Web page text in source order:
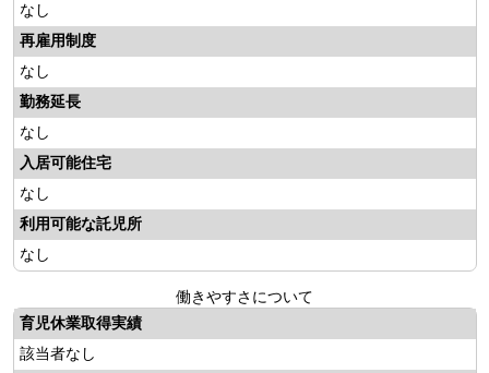
なし
再雇用制度
なし
勤務延長
なし
入居可能住宅
なし
利用可能な託児所
なし
働きやすさについて
育児休業取得実績
該当者なし